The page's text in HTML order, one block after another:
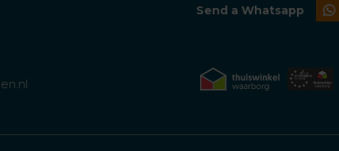
Send a Whatsapp